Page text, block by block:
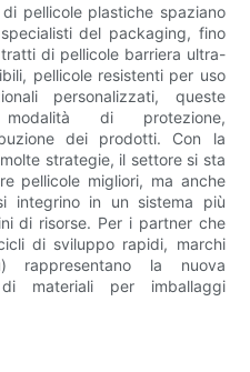
pellicole plastiche spaziano
del packaging, fino
di pellicole barriera ultra-
pellicole resistenti per uso
personalizzati, queste
di protezione,
dei prodotti. Con la
strategie, il settore si sta
pellicole migliori, ma anche
integrino in un sistema più
di risorse. Per i partner che
di sviluppo rapidi, marchi
rappresentano la nuova
materiali per imballaggi